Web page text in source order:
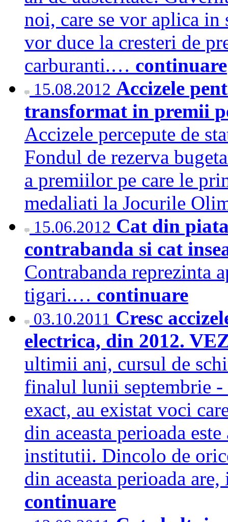
noi, care se vor aplica in
vor duce la cresteri de
carburanti.… continuare
15.08.2012 Accizele
transformat in premii
Accizele percepute de
Fondul de rezerva
a premiilor pe care le
medaliati la Jocurile
15.06.2012 Cat din
contrabanda si cat
Contrabanda reprezinta
tigari.… continuare
03.10.2011 Cresc
electrica, din 2012.
ultimii ani, cursul de
finalul lunii septembrie
exact, au existat voci
din aceasta perioada
institutii. Dincolo de
din aceasta perioada
continuare